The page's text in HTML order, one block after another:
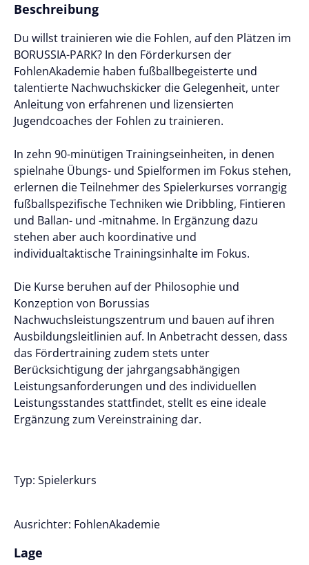
Beschreibung
Du willst trainieren wie die Fohlen, auf den Plätzen im
BORUSSIA-PARK? In den Förderkursen der
FohlenAkademie haben fußballbegeisterte und
talentierte Nachwuchskicker die Gelegenheit, unter
Anleitung von erfahrenen und lizensierten
Jugendcoaches der Fohlen zu trainieren.
In zehn 90-minütigen Trainingseinheiten, in denen
spielnahe Übungs- und Spielformen im Fokus stehen,
erlernen die Teilnehmer des Spielerkurses vorrangig
fußballspezifische Techniken wie Dribbling, Fintieren
und Ballan- und -mitnahme. In Ergänzung dazu
stehen aber auch koordinative und
individualtaktische Trainingsinhalte im Fokus.
Die Kurse beruhen auf der Philosophie und
Konzeption von Borussias
Nachwuchsleistungszentrum und bauen auf ihren
Ausbildungsleitlinien auf. In Anbetracht dessen, dass
das Fördertraining zudem stets unter
Berücksichtigung der jahrgangsabhängigen
Leistungsanforderungen und des individuellen
Leistungsstandes stattfindet, stellt es eine ideale
Ergänzung zum Vereinstraining dar.
Typ: Spielerkurs
Ausrichter: FohlenAkademie
Lage